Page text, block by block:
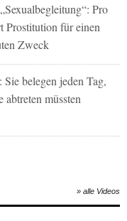
Pro
Prostitution für einen
Zweck
belegen jeden Tag,
abtreten müssten
» alle Videos